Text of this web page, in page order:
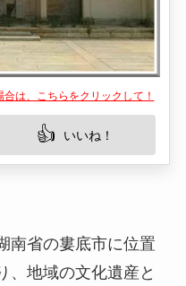
南省の婁底市に位置
、地域の文化遺産と
この宗祠（宗族祠
その際立った工芸技
す。